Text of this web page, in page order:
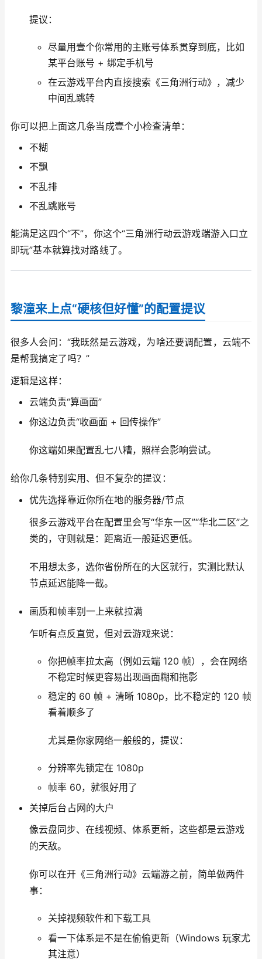
提议：
尽量用壹个你常用的主账号体系贯穿到底，比如
某平台账号 + 绑定手机号
在云游戏平台内直接搜索《三角洲行动》，减少
中间乱跳转
你可以把上面这几条当成壹个小检查清单：
不糊
不飘
不乱排
不乱跳账号
能满足这四个“不”，你这个“三角洲行动云游戏端游入口立
即玩”基本就算找对路线了。
黎潼来上点“硬核但好懂”的配置提议
很多人会问：“我既然是云游戏，为啥还要调配置，云端不
是帮我搞定了吗？”
逻辑是这样：
云端负责“算画面”
你这边负责“收画面 + 回传操作”
你这端如果配置乱七八糟，照样会影响尝试。
给你几条特别实用、但不复杂的提议：
优先选择靠近你所在地的服务器/节点
很多云游戏平台在配置里会写“华东一区”“华北二区”之
类的，守则就是：距离近一般延迟更低。
不用想太多，选你省份所在的大区就行，实测比默认
节点延迟能降一截。
画质和帧率别一上来就拉满
乍听有点反直觉，但对云游戏来说：
你把帧率拉太高（例如云端 120 帧），会在网络
不稳定时候更容易出现画面糊和拖影
稳定的 60 帧 + 清晰 1080p，比不稳定的 120 帧
看着顺多了
尤其是你家网络一般般的，提议：
分辨率先锁定在 1080p
帧率 60，就很好用了
关掉后台占网的大户
像云盘同步、在线视频、体系更新，这些都是云游戏
的天敌。
你可以在开《三角洲行动》云端游之前，简单做两件
事：
关掉视频软件和下载工具
看一下体系是不是在偷偷更新（Windows 玩家尤
其注意）